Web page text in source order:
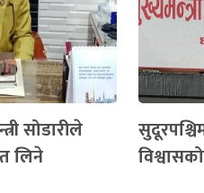
सोडारीले
लिने